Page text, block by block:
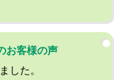
お客様の声
した。